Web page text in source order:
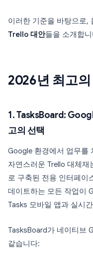
이러한 기준을 바탕으로,
Trello 대안들을 소개합
2026년 최고
1. TasksBoard:
고의 선택
Google 환경에서 업무를
자연스러운 Trello 대체
로 구축된 전용 인터페이
데이트하는 모든 작업이
Tasks 모바일 앱과 실시
TasksBoard가 네이티브
같습니다: